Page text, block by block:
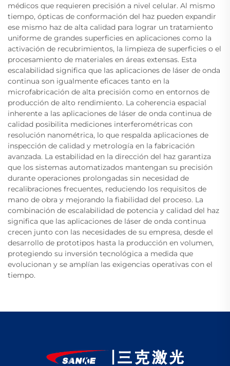
médicos que requieren precisión a nivel celular. Al mismo
tiempo, ópticas de conformación del haz pueden expandir
ese mismo haz de alta calidad para lograr un tratamiento
uniforme de grandes superficies en aplicaciones como la
activación de recubrimientos, la limpieza de superficies o el
procesamiento de materiales en áreas extensas. Esta
escalabilidad significa que las aplicaciones de láser de onda
continua son igualmente eficaces tanto en la
microfabricación de alta precisión como en entornos de
producción de alto rendimiento. La coherencia espacial
inherente a las aplicaciones de láser de onda continua de
calidad posibilita mediciones interferométricas con
resolución nanométrica, lo que respalda aplicaciones de
inspección de calidad y metrología en la fabricación
avanzada. La estabilidad en la dirección del haz garantiza
que los sistemas automatizados mantengan su precisión
durante operaciones prolongadas sin necesidad de
recalibraciones frecuentes, reduciendo los requisitos de
mano de obra y mejorando la fiabilidad del proceso. La
combinación de escalabilidad de potencia y calidad del haz
significa que las aplicaciones de láser de onda continua
crecen junto con las necesidades de su empresa, desde el
desarrollo de prototipos hasta la producción en volumen,
protegiendo su inversión tecnológica a medida que
evolucionan y se amplían las exigencias operativas con el
tiempo.